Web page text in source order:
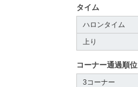
タイム
ハロンタイム
上り
コーナー通過順位
3コーナー